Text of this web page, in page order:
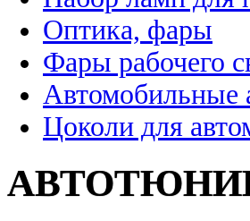
Оптика, фары
Фары рабочего
Автомобильные
Цоколи для